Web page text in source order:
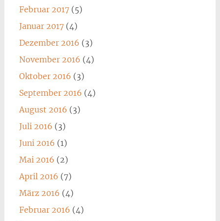
Februar 2017(5)
Januar 2017(4)
Dezember 2016 (3)
November 2016 (4)
Oktober 2016 (3)
September 2016 (4)
August 2016 (3)
Juli 2016 (3)
Juni 2016 (1)
Mai 2016 (2)
April 2016 (7)
März 2016 (4)
Februar 2016 (4)